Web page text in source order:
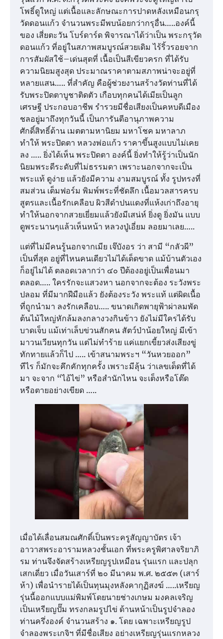
โพธิ์ดูใหญ่ แต่เนื้อและลักษณะการปาดหลังเหมือนกรุ
วัดดอนแก้ว จำนวนพระมีพบน้อยกว่ากรุอื่น…..องค์นี้
ของ เสี่ยตะวัน โบร์ดาร์ด พิจารณาได้ว่าเป็น พระกรุวัด
ดอนแก้ว ที่อยู่ในสภาพสมบูรณ์สวยเดิม ไร้ริ้วรอยจาก
การสัมผัสใช้–เด่นสุดที่ เนื้อเป็นสีเขียวครก ที่ได้รับ
ความนิยมสูงสุด ประมาณราคาตามสภาพน่าจะอยู่ที่
หลายแสน….. ที่สำคัญ คือผู้ช่วยงานสร้างวัดท่านที่ได้
รับพระปิดตาบูชาติดตัว เกือบทุกคนได้เมียเป็นลูก
เศรษฐี ประกอบอาชีพ รำรวยมีชื่อเสียงเป็นคหบดีเมือง
ชลอยู่มาถึงทุกวันนี้ เป็นการันตีอานุภาพความ
ศักดิ์สิทธิ์ด้าน เมตตามหานิยม มหาโชค มหาลาภ
ทำให้ พระปิดตา หลวงพ่อแก้ว ราคาขึ้นสูงแบบไม่เคย
ลง ….. ยิ่งได้เห็น พระปิดตา องค์นี้ ยิ่งทำให้รู้ว่าเป็นนัก
นิยมพระดีระดับที่ไม่ธรรมดา เพราะนอกจากจะเป็น
พระแท้ ดูง่าย แล้วยังมีความ งามสมบูรณ์ ทั้ง รูปทรงที่
สมส่วน เต็มฟอร์ม พิมพ์พระที่ชัดลึก เนื้อมวลสารครบ
สูตรและเนื้อรักเคลือบ ผิวสีดำปนแดงที่แห้งเก่าถึงอายุ
ทำให้นอกจากสวยเยี่ยมแล้วยังมีเสน่ห์ ยิ่งดู ยิ่งมัน แบบ
ดูพระนานๆแล้วเห็นหน้า หลวงปู่เอี่ยม ลอยมาเลย…..
แต่ที่ไม่มีคนรู้นอกจากเมีย เจ๊บังอร ว่า สามี “กลัวผี”
เป็นที่สุด อยู่ที่ไหนคนเดียวไม่ได้เด็ดขาด แม้บ้านตัวเอง
ก็อยู่ไม่ได้ ตลอดเวลากว่า ๔๐ ปีต้องอยู่เป็นเพื่อนมา
ตลอด….. ใครรักจะแสวงหา นอกจากจะต้อง ระวังพระ
ปลอม ที่มีมากฝีมือแล้ว ยังต้องระวัง พระแท้ แต่ผิดเนื้อ
ที่ถูกนำมา ลงรักเคลือบ….. ขนาดเกิดพายุฟ้าผ่าลมพัด
ต้นไม้ใหญ่หักล้มลงกลางวงกินข้าว ยังไม่มีใครได้รับ
บาดเจ็บ แม้เท่าเล็บข่วนสักคน สัตว์ป่าน้อยใหญ่ มีเข้า
มาวนเวียนทุกวัน แต่ไม่ทำร้าย แค่แยกเขี้ยวส่งเสียงขู่
ทักทายแล้วก็ไป ….. เข้าสนามพระฯ “วันหวยออก”
ทีไร ก็มักจะคึกคักทุกครั้ง เพราะมีลุ้น ว่าเลขเด็ดที่ได้
มา จะจาก “ไอ้ไข่” หรือสำนักไหน จะเต็งหรือโต๊ด
หรือตายอย่างเขียด …..
เมื่อได้เลื่อนสมณศักดิ์เป็นพระครูสัญญาบัตร เจ้า
อาวาสพระอารามหลวงชั้นเอก ที่พระครูพิศาลจริยาภิ
รม ท่านจึงจัดสร้างเหรียญรูปเหมือน รุ่นแรก และปลุก
เสกเดี่ยว เมื่อวันเสาร์ที่ ๒๐ มีนาคม พ.ศ. ๒๕๕๓ (เสาร์
ห้า) เพื่อนำรายได้เป็นทุนมุงหลังคากุฏิสงฆ์ …..เหรียญ
รุ่นนี้ออกแบบแม่พิมพ์โดยนายช่างเกษม มงคลเจริญ
เป็นเหรียญปั๊ม ทรงกลมรูปไข่ ด้านหน้าเป็นรูปจำลอง
ท่านครึ่งองค์ จำนวนสร้าง ๑. โดย เฉพาะเหรียญรูป
จำลองพระเกจิฯ ที่มีชื่อเสียง อย่างเหรียญรุ่นแรกหลวง